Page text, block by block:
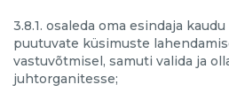
3.8.1. osaleda oma esindaja
puutuvate küsimuste
vastuvõtmisel, samuti valida ja
juhtorganitesse;